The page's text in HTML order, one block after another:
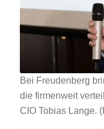
Bei Freudenberg
die firmenweit
CIO Tobias Lange.